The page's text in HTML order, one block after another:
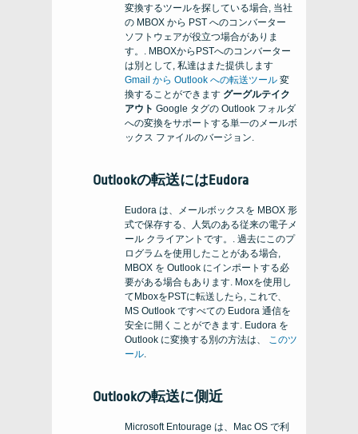
変換するツールを探している場合, 当社
の MBOX から PST へのコンバーター
ソフトウェアが役立つ場合がありま
す。. MBOXからPSTへのコンバーター
は別として, 私達はまた提供します
Gmail から Outlook への転送ツール 変
換することができます グーグルテイク
アウト Google タグの Outlook フォルダ
への変換をサポートする単一のメールボ
ックス ファイルのバージョン.
Outlookの転送にはEudora
Eudora は、メールボックスを MBOX 形
式で保存する、人気のある従来の電子メ
ール クライアントです。. 過去にこのプ
ログラムを使用したことがある場合,
MBOX を Outlook にインポートする必
要がある場合もあります. Moxを使用し
てMboxをPSTに転送したら, これで、
MS Outlook ですべての Eudora 通信を
安全に開くことができます. Eudora を
Outlook に変換する別の方法は、
このツ
ール
Outlookの転送に側近
Microsoft Entourage は、Mac OS で利